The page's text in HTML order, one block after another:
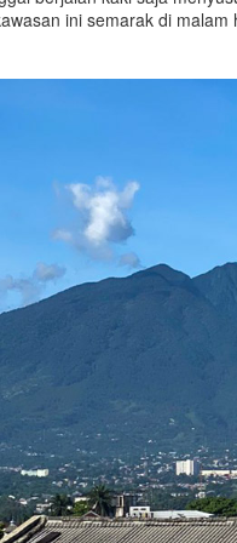
ini semarak di malam